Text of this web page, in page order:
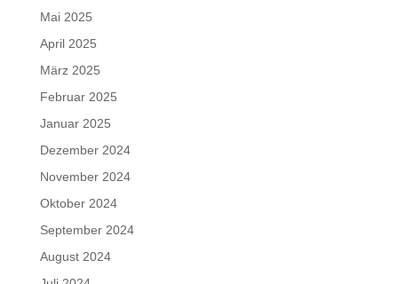
Mai 2025
April 2025
März 2025
Februar 2025
Januar 2025
Dezember 2024
November 2024
Oktober 2024
September 2024
August 2024